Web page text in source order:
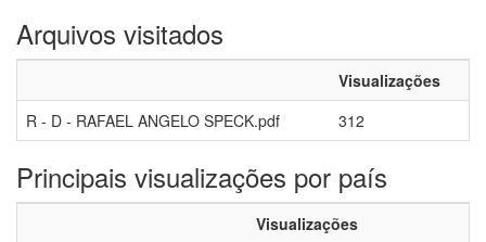
Arquivos visitados
Visualizações
R - D - RAFAEL ANGELO SPECK.pdf
312
Principais visualizações por país
Visualizações